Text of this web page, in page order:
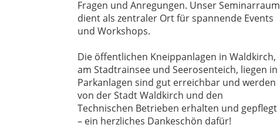
Fragen und Anregungen. Unser Seminarraum
dient als zentraler Ort für spannende Events
und Workshops.
Die öffentlichen Kneippanlagen in Waldkirch,
am Stadtrainsee und Seerosenteich, liegen in
Parkanlagen sind gut erreichbar und werden
von der Stadt Waldkirch und den
Technischen Betrieben erhalten und gepflegt
– ein herzliches Dankeschön dafür!